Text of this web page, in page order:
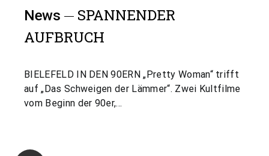
News
SPANNENDER
AUFBRUCH
BIELEFELD IN DEN 90ERN „Pretty Woman“ trifft
auf „Das Schweigen der Lämmer“. Zwei Kultfilme
vom Beginn der 90er,…